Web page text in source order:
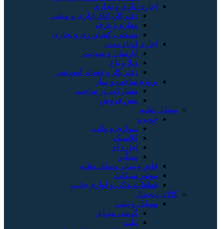
اجاره اداری و تجاری
دفترکار، اتاق اداری و مطب
مغازه و غرفه
صنعتی، کشاورزی و تجاری
اجاره کوتاه مدت
آپارتمان و سوئیت
ویلا و باغ
دفتر کار و فضای آموزشی
پروژه ساخت و ساز
مشارکت در ساخت
پیش فروش
وسایل نقلیه
خودرو
سواری و وانت
کلاسیک
اجاره ای
سنگین
قایق و سایر وسایل نقلیه
موتور سیکلت
قطعات یدکی و لوازم جانبی
کالای دیجیتال
موبایل و تبلت
گوشی موبایل
تبلت